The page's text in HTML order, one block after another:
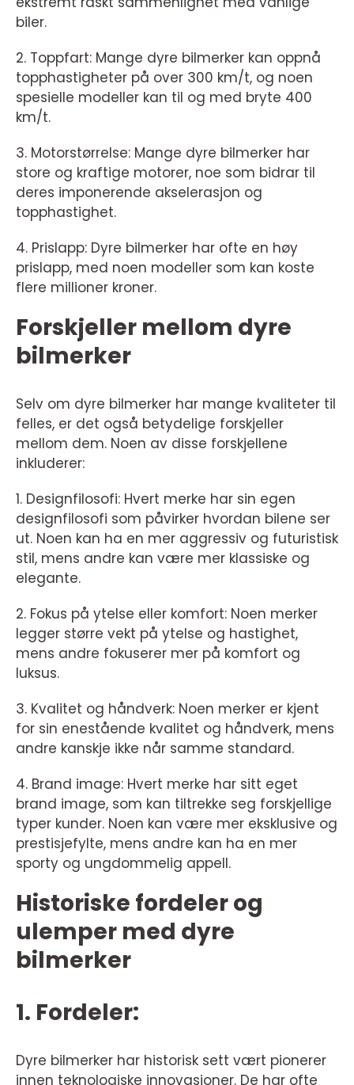
biler.
2. Toppfart: Mange dyre bilmerker kan oppnå
topphastigheter på over 300 km/t, og noen
spesielle modeller kan til og med bryte 400
km/t.
3. Motorstørrelse: Mange dyre bilmerker har
store og kraftige motorer, noe som bidrar til
deres imponerende akselerasjon og
topphastighet.
4. Prislapp: Dyre bilmerker har ofte en høy
prislapp, med noen modeller som kan koste
flere millioner kroner.
Forskjeller mellom dyre
bilmerker
Selv om dyre bilmerker har mange kvaliteter til
felles, er det også betydelige forskjeller
mellom dem. Noen av disse forskjellene
inkluderer:
1. Designfilosofi: Hvert merke har sin egen
designfilosofi som påvirker hvordan bilene ser
ut. Noen kan ha en mer aggressiv og futuristisk
stil, mens andre kan være mer klassiske og
elegante.
2. Fokus på ytelse eller komfort: Noen merker
legger større vekt på ytelse og hastighet,
mens andre fokuserer mer på komfort og
luksus.
3. Kvalitet og håndverk: Noen merker er kjent
for sin enestående kvalitet og håndverk, mens
andre kanskje ikke når samme standard.
4. Brand image: Hvert merke har sitt eget
brand image, som kan tiltrekke seg forskjellige
typer kunder. Noen kan være mer eksklusive og
prestisjefylte, mens andre kan ha en mer
sporty og ungdommelig appell.
Historiske fordeler og
ulemper med dyre
bilmerker
1. Fordeler:
Dyre bilmerker har historisk sett vært pionerer
innen teknologiske innovasjoner. De har ofte